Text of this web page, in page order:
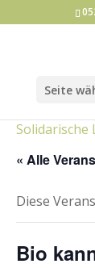
Seite
Solidarische
« Alle
Diese
Bio